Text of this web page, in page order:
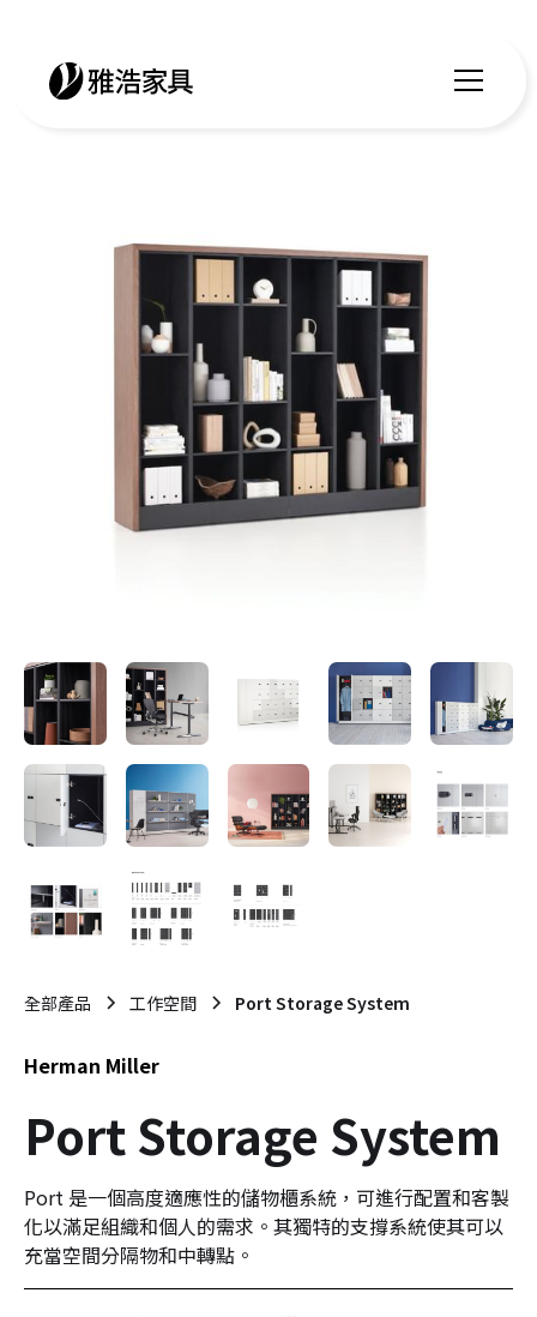
全部產品 工作空間 Port Storage System
Herman Miller
Port Storage System
Port 是一個高度適應性的儲物櫃系統，可進行配置和客製
化以滿足組織和個人的需求。其獨特的支撐系統使其可以
充當空間分隔物和中轉點。